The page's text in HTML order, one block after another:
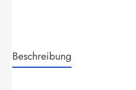
Beschreibung